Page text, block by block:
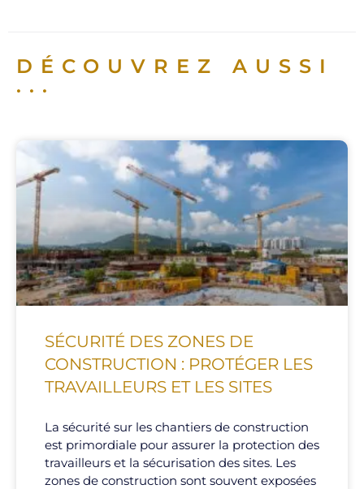
DÉCOUVREZ AUSSI
...
SÉCURITÉ DES ZONES DE
CONSTRUCTION : PROTÉGER LES
TRAVAILLEURS ET LES SITES
La sécurité sur les chantiers de construction
est primordiale pour assurer la protection des
travailleurs et la sécurisation des sites. Les
zones de construction sont souvent exposées